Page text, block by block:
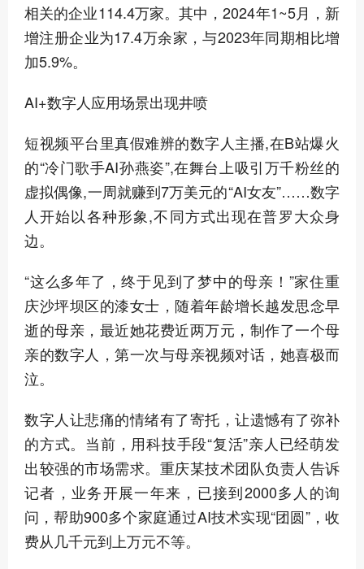
相关的企业114.4万家。其中，2024年1~5月，新
增注册企业为17.4万余家，与2023年同期相比增
加5.9%。
AI+数字人应用场景出现井喷
短视频平台里真假难辨的数字人主播,在B站爆火
的“冷门歌手AI孙燕姿”,在舞台上吸引万千粉丝的
虚拟偶像,一周就赚到7万美元的“AI女友”……数字
人开始以各种形象,不同方式出现在普罗大众身
边。
“这么多年了，终于见到了梦中的母亲！”家住重
庆沙坪坝区的漆女士，随着年龄增长越发思念早
逝的母亲，最近她花费近两万元，制作了一个母
亲的数字人，第一次与母亲视频对话，她喜极而
泣。
数字人让悲痛的情绪有了寄托，让遗憾有了弥补
的方式。当前，用科技手段“复活”亲人已经萌发
出较强的市场需求。重庆某技术团队负责人告诉
记者，业务开展一年来，已接到2000多人的询
问，帮助900多个家庭通过AI技术实现“团圆”，收
费从几千元到上万元不等。